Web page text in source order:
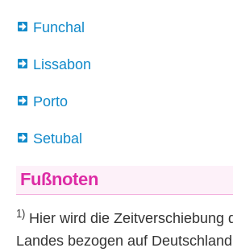
Funchal
Lissabon
Porto
Setubal
Fußnoten
1) Hier wird die Zeitverschiebung
Landes bezogen auf